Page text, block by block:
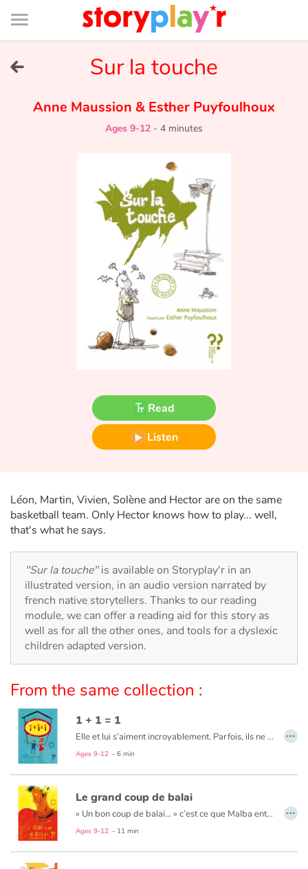
Connexion
Bibliothèque
de
page
Tales and classics in french
Fable, myth, literature and poetry
Princesses and princes, kings, queens and dragons
Heroines and Heroes
Ecology, nature, seasons
Travel, epic, investigation, adventure
Around the world
Learning
Arts, space, activities
Documentaries
With the family
Daily life and hobbies
At school
Festivals and events
Love and friendship
Social issues
Sur la touche
Anne Maussion & Esther Puyfoulhoux
Ages 9-12 - 4 minutes
Read
Listen
Léon, Martin, Vivien, Solène and Hector are on the same
basketball team. Only Hector knows how to play... well,
that's what he says.
"Sur la touche"is available on Storyplay'r in an
illustrated version, in an audio version narrated by
french native storytellers. Thanks to our reading
module, we can offer a reading aid for this story as
well as for all the other ones, and tools for a dyslexic
children adapted version.
From the same collection :
1 + 1 = 1
Elle et lui s’aiment incroyablement. Parfois, ils ne se comprennent pas. Et pourtant…
Ages 9-12 - 6 min
…
Le grand coup de balai
« Un bon coup de balai... » c’est ce que Malba entendait de la part des passants qui passaient devant lui d’un air méprisant. Jusqu’à ce qu’il tombe sur un vrai balai qui allait l’aider à tracer son chemin...
Ages 9-12 - 11 min
…